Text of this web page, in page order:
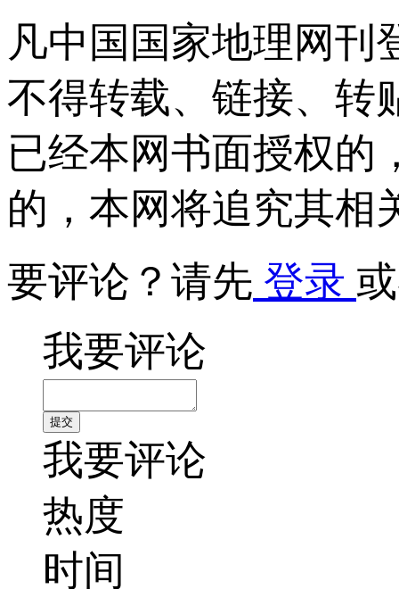
凡中国国家地理网刊
不得转载、链接、转
已经本网书面授权的
的，本网将追究其相
要评论？请先 登录
我要评论
我要评论
热度
时间